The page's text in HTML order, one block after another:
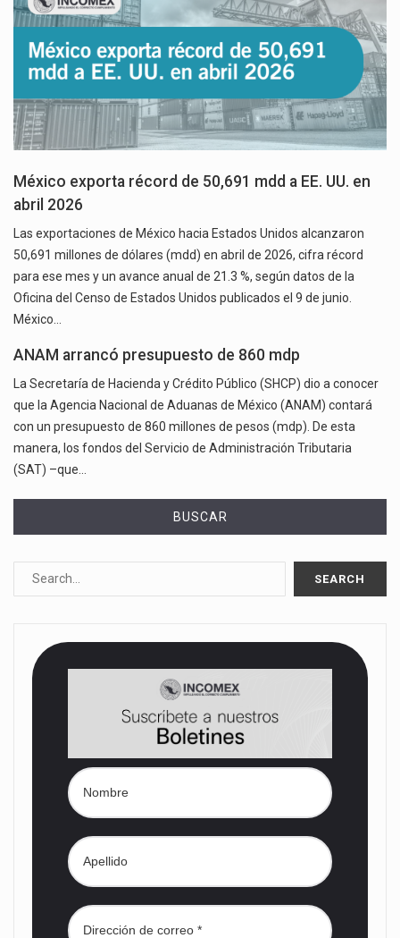
México exporta récord de 50,691 mdd a EE. UU. en
abril 2026
Las exportaciones de México hacia Estados Unidos alcanzaron
50,691 millones de dólares (mdd) en abril de 2026, cifra récord
para ese mes y un avance anual de 21.3 %, según datos de la
Oficina del Censo de Estados Unidos publicados el 9 de junio.
México…
ANAM arrancó presupuesto de 860 mdp
La Secretaría de Hacienda y Crédito Público (SHCP) dio a conocer
que la Agencia Nacional de Aduanas de México (ANAM) contará
con un presupuesto de 860 millones de pesos (mdp). De esta
manera, los fondos del Servicio de Administración Tributaria
(SAT) –que…
BUSCAR